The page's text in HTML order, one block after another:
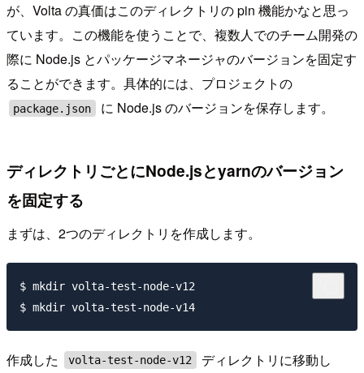
が、Volta の真価はこのディレクトリの pin 機能かなと思っ
ています。この機能を使うことで、複数人でのチーム開発の
際に Node.js とパッケージマネージャのバージョンを固定す
ることができます。具体的には、プロジェクトの
package.json に Node.js のバージョンを保存します。
ディレクトリごとにNode.jsとyarnのバージョン
を固定する
まずは、2つのディレクトリを作成します。
$ mkdir volta-test-node-v12
作成した volta-test-node-v12
ディレクトリに移動し